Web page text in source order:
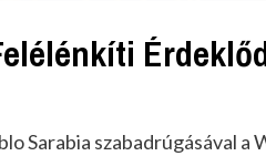
Sarabia szabadrúgásával a